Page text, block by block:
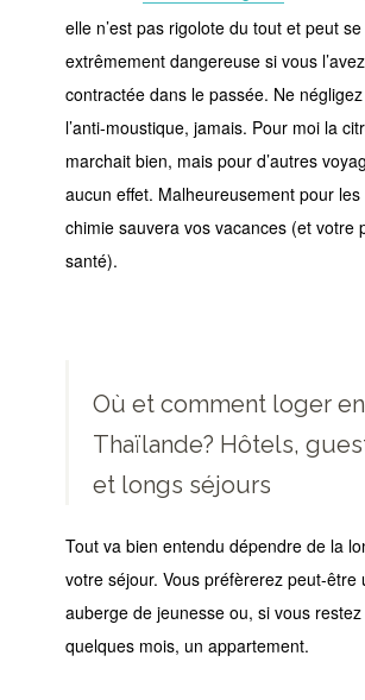
elle n’est pas rigolote du tout et peut
extrêmement dangereuse si vous
contractée dans le passée. Ne
l’anti-moustique, jamais. Pour moi la
marchait bien, mais pour d’autres
aucun effet. Malheureusement pour
chimie sauvera vos vacances (et votre
santé).
Où et comment loger en
Thaïlande? Hôtels,
et longs séjours
Tout va bien entendu dépendre de la
votre séjour. Vous préfèrerez peut-être
auberge de jeunesse ou, si vous
quelques mois, un appartement.